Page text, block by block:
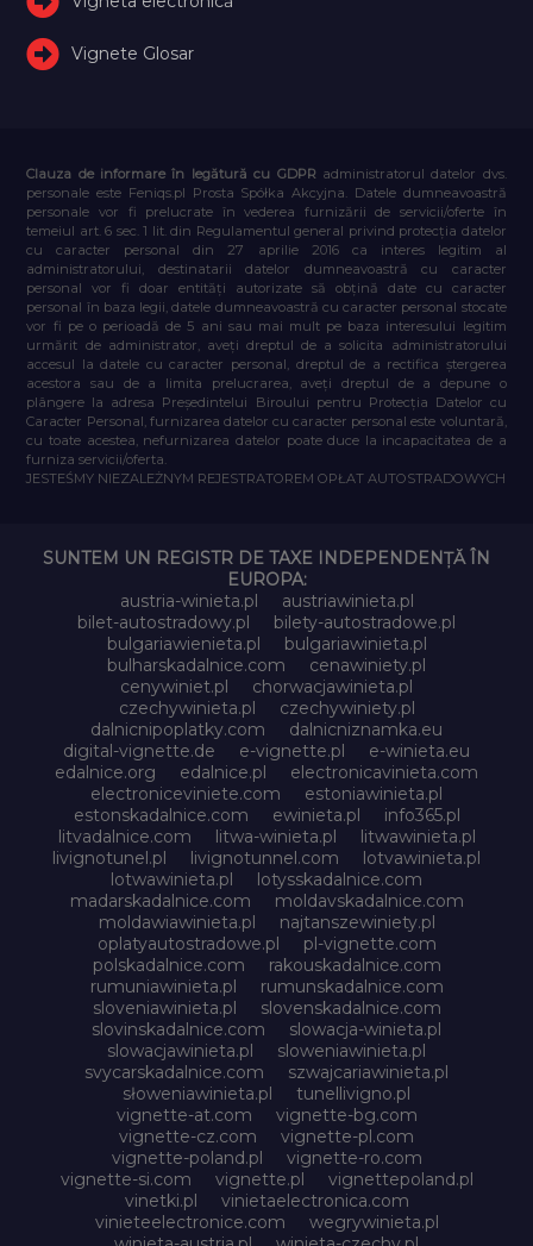
Vignete Glosar
Clauza de informare în legătură cu GDPR administratorul datelor dvs.
personale este Feniqs.pl Prosta Spółka Akcyjna. Datele dumneavoastră
personale vor fi prelucrate în vederea furnizării de servicii/oferte în
temeiul art. 6 sec. 1 lit. din Regulamentul general privind protecția datelor
cu caracter personal din 27 aprilie 2016 ca interes legitim al
administratorului, destinatarii datelor dumneavoastră cu caracter
personal vor fi doar entități autorizate să obțină date cu caracter
personal în baza legii, datele dumneavoastră cu caracter personal stocate
vor fi pe o perioadă de 5 ani sau mai mult pe baza interesului legitim
urmărit de administrator, aveți dreptul de a solicita administratorului
accesul la datele cu caracter personal, dreptul de a rectifica ștergerea
acestora sau de a limita prelucrarea, aveți dreptul de a depune o
plângere la adresa Președintelui Biroului pentru Protecția Datelor cu
Caracter Personal, furnizarea datelor cu caracter personal este voluntară,
cu toate acestea, nefurnizarea datelor poate duce la incapacitatea de a
furniza servicii/oferta.
JESTEŚMY NIEZALEŻNYM REJESTRATOREM OPŁAT AUTOSTRADOWYCH
SUNTEM UN REGISTR DE TAXE INDEPENDENȚĂ ÎN
EUROPA:
austria-winieta.pl
austriawinieta.pl
bilet-autostradowy.pl
bilety-autostradowe.pl
bulgariawienieta.pl
bulgariawinieta.pl
bulharskadalnice.com
cenawiniety.pl
cenywiniet.pl
chorwacjawinieta.pl
czechywinieta.pl
czechywiniety.pl
dalnicnipoplatky.com
dalnicniznamka.eu
digital-vignette.de
e-vignette.pl
e-winieta.eu
edalnice.org
edalnice.pl
electronicavinieta.com
electroniceviniete.com
estoniawinieta.pl
estonskadalnice.com
ewinieta.pl
info365.pl
litvadalnice.com
litwa-winieta.pl
litwawinieta.pl
livignotunel.pl
livignotunnel.com
lotvawinieta.pl
lotwawinieta.pl
lotysskadalnice.com
madarskadalnice.com
moldavskadalnice.com
moldawiawinieta.pl
najtanszewiniety.pl
oplatyautostradowe.pl
pl-vignette.com
polskadalnice.com
rakouskadalnice.com
rumuniawinieta.pl
rumunskadalnice.com
sloveniawinieta.pl
slovenskadalnice.com
slovinskadalnice.com
slowacja-winieta.pl
slowacjawinieta.pl
sloweniawinieta.pl
svycarskadalnice.com
szwajcariawinieta.pl
słoweniawinieta.pl
tunellivigno.pl
vignette-at.com
vignette-bg.com
vignette-cz.com
vignette-pl.com
vignette-poland.pl
vignette-ro.com
vignette-si.com
vignette.pl
vignettepoland.pl
vinetki.pl
vinietaelectronica.com
vinieteelectronice.com
wegrywinieta.pl